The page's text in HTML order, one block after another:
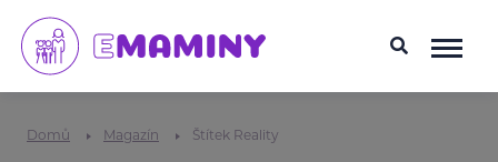
Domů Magazín Štítek Reality